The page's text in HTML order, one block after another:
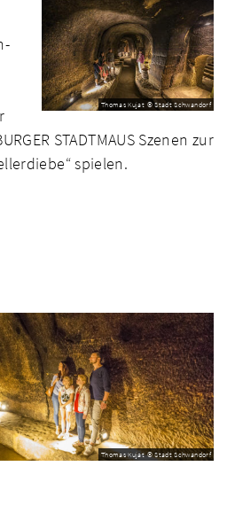
Thomas Kujat © Stadt Schwandorf
STADTMAUS Szenen zur
spielen.
Thomas Kujat © Stadt Schwandorf